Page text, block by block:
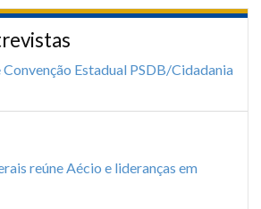
Estadual PSDB/Cidadania
reúne Aécio e lideranças em